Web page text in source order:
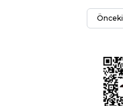
Önceki